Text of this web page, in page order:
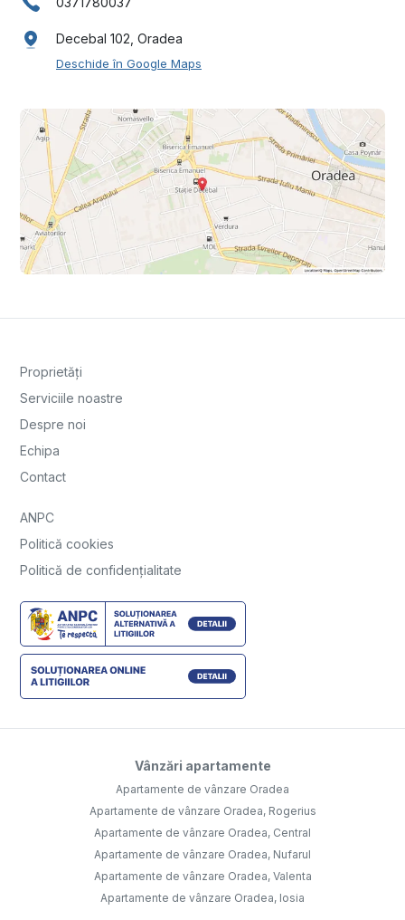
Decebal 102, Oradea
Deschide în Google Maps
Proprietăți
Serviciile noastre
Despre noi
Echipa
Contact
ANPC
Politică cookies
Politică de confidențialitate
Vânzări apartamente
Apartamente de vânzare Oradea
Apartamente de vânzare Oradea, Rogerius
Apartamente de vânzare Oradea, Central
Apartamente de vânzare Oradea, Nufarul
Apartamente de vânzare Oradea, Valenta
Apartamente de vânzare Oradea, Iosia